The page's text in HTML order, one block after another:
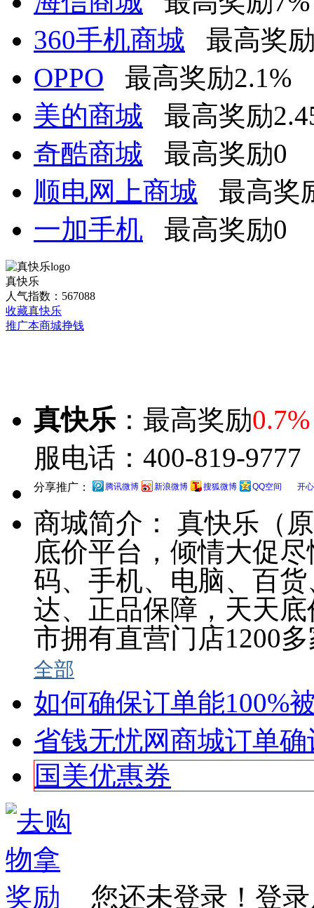
360手机商城 最高奖
OPPO 最高奖励2.1%
美的商城 最高奖励
奇酷商城 最高奖励0
顺电网上商城 最高奖
一加手机 最高奖励0
真快乐
人气指数：567088
收藏真快乐
推广本商城挣钱
真快乐 ：最高奖励0.7%
服电话：400-819-9777
分享推广： 腾讯微博 新浪微博 搜狐微博 QQ空间 开
商城简介：
真快乐（
底价平台，倾情大促
码、手机、电脑、百
达、正品保障，天天
市拥有直营门店1200
全部
如何确保订单能100%
省钱无忧网商城订单
国美优惠券
您还未登录！登